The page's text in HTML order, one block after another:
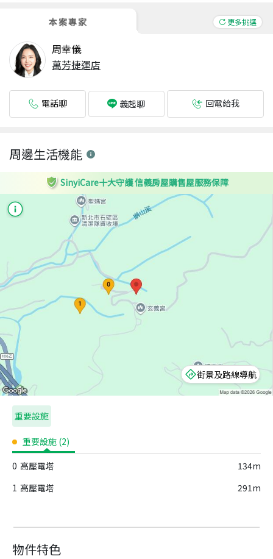
本案專家 更多挑選
周幸儀
萬芳捷運店
電話聊 義起聊 回電給我
物件特色
周邊生活機能
SinyiCare十大守護 信義房屋購售屋服務保障
街景及路線導航
重要設施
重要設施 (2)
0 高壓電塔
134m
1 高壓電塔 291m